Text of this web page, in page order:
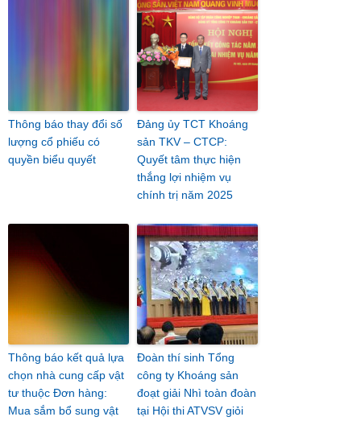
Thông báo thay đổi số
lượng cổ phiếu có
quyền biểu quyết
Đảng ủy TCT Khoáng
sản TKV – CTCP:
Quyết tâm thực hiện
thắng lợi nhiệm vụ
chính trị năm 2025
Thông báo kết quả lựa
chọn nhà cung cấp vật
tư thuộc Đơn hàng:
Mua sắm bổ sung vật
Đoàn thí sinh Tổng
công ty Khoáng sản
đoạt giải Nhì toàn đoàn
tại Hội thi ATVSV giỏi